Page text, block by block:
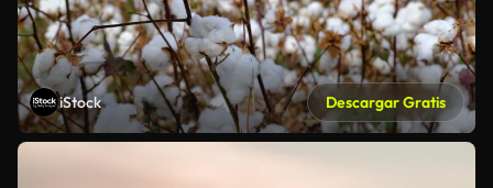
iStock Descargar Gratis